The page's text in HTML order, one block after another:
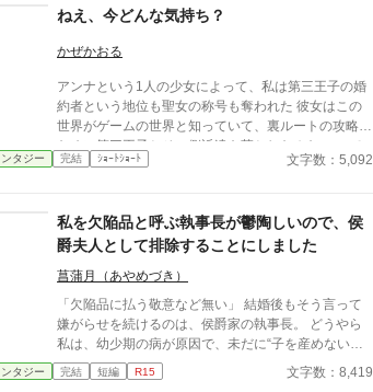
さんコメディーです。
ねえ、今どんな気持ち？
かぜかおる
アンナという1人の少女によって、私は第三王子の婚
約者という地位も聖女の称号も奪われた 彼女はこの
世界がゲームの世界と知っていて、裏ルートの攻略の
ために第三王子とその側近達を落としたみたい。 で
も、あなたは真実を知らないみたいね ふんわり設
タジー 完結 ｼｮｰﾄｼｮｰﾄ 文字数：5,092
私を欠陥品と呼ぶ執事長が鬱陶しいので、侯
爵夫人として排除することにしました
菖蒲月（あやめづき）
「欠陥品に払う敬意など無い」 結婚後もそう言って
嫌がらせを続けるのは、侯爵家の執事長。 どうやら
私は、幼少期の病が原因で、未だに“子を産めない欠
陥品”扱いされているらしい。 ……でも。 正式に侯爵
夫人となった今、その態度は見過ごせませんわね。
タジー 完結 短編 R15 文字数：8,419